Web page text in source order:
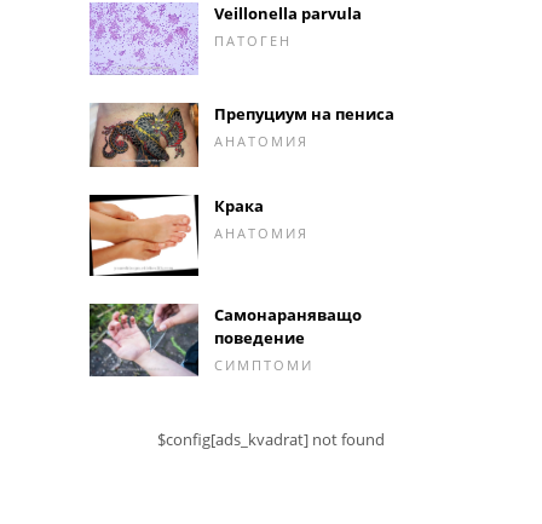
Veillonella parvula
ПАТОГЕН
Препуциум на пениса
АНАТОМИЯ
Крака
АНАТОМИЯ
Самонараняващо
поведение
СИМПТОМИ
$config[ads_kvadrat] not found